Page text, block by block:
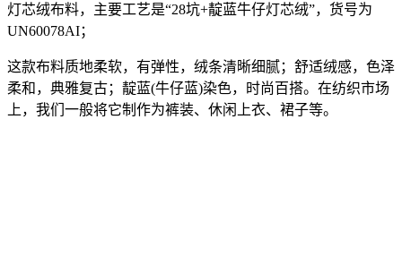
灯芯绒布料，主要工艺是“28坑+靛蓝牛仔灯芯绒”，货号为
UN60078AI；
这款布料质地柔软，有弹性，绒条清晰细腻；舒适绒感，色泽
柔和，典雅复古；靛蓝(牛仔蓝)染色，时尚百搭。在纺织市场
上，我们一般将它制作为裤装、休闲上衣、裙子等。